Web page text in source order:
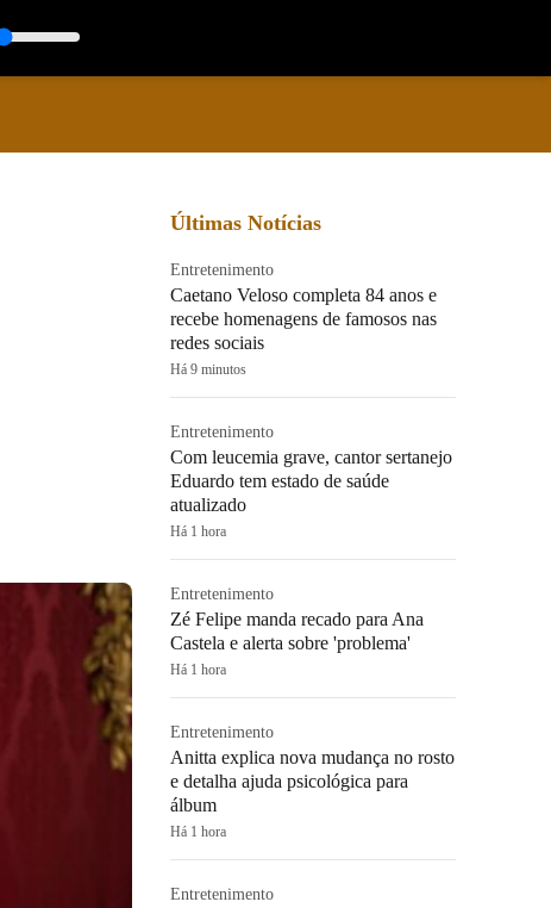
Últimas Notícias
Entretenimento
Caetano Veloso completa 84 anos e
recebe homenagens de famosos nas
redes sociais
Há 9 minutos
Entretenimento
Com leucemia grave, cantor sertanejo
Eduardo tem estado de saúde
atualizado
Há 1 hora
Entretenimento
Zé Felipe manda recado para Ana
Castela e alerta sobre 'problema'
Há 1 hora
Entretenimento
Anitta explica nova mudança no rosto
e detalha ajuda psicológica para
álbum
Há 1 hora
Entretenimento